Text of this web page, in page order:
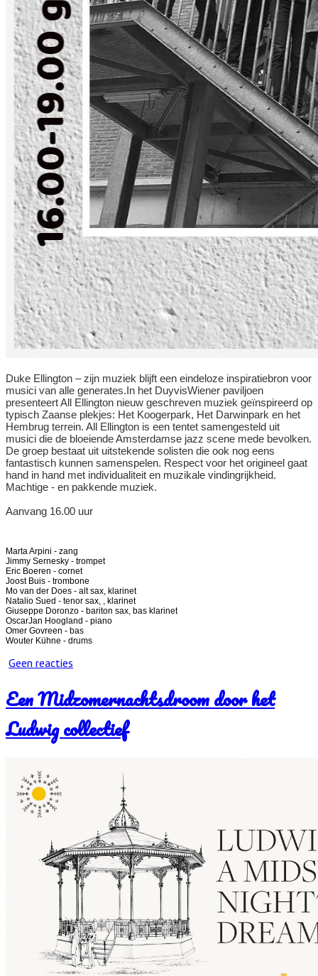
Duke Ellington – zijn muziek blijft een eindeloze inspiratiebron voor
musici van alle generates.In het DuyvisWiener paviljoen
presenteert All Ellington nieuw geschreven muziek geïnspireerd op
typisch Zaanse plekjes: Het Koogerpark, Het Darwinpark en het
Hembrug terrein. All Ellington is een tentet samengesteld uit
musici die de bloeiende Amsterdamse jazz scene mede bevolken.
De groep bestaat uit uitstekende solisten die ook nog eens
fantastisch kunnen samenspelen. Respect voor het origineel gaat
hand in hand met individualiteit en muzikale vindingrijkheid.
Machtige - en pakkende muziek.
Aanvang 16.00 uur
Marta Arpini - zang
Jimmy Sernesky - trompet
Eric Boeren - cornet
Joost Buis - trombone
Mo van der Does - alt sax, klarinet
Natalio Sued - tenor sax, , klarinet
Giuseppe Doronzo - bariton sax, bas klarinet
OscarJan Hoogland - piano
Omer Govreen - bas
Wouter Kühne - drums
Geen reacties
Een Midzomernachtsdroom door het
Ludwig collectief